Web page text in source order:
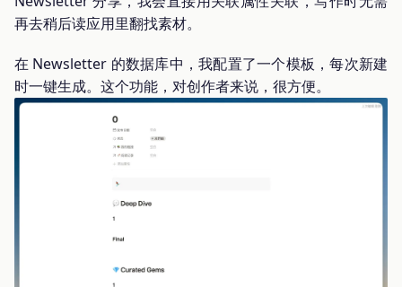
再去稍后读应用里翻找素材。
在 Newsletter 的数据库中，我配置了一个模板，每次新建
时一键生成。这个功能，对创作者来说，很方便。